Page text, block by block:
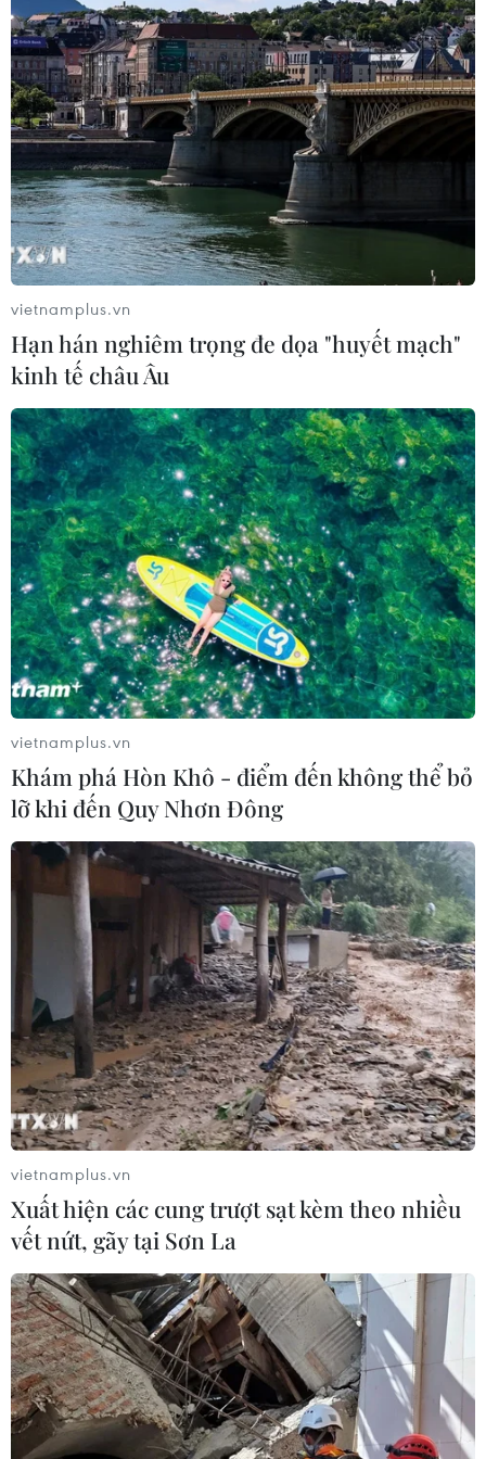
vietnamplus.vn
Hạn hán nghiêm trọng đe dọa "huyết mạch"
kinh tế châu Âu
vietnamplus.vn
Khám phá Hòn Khô - điểm đến không thể bỏ
lỡ khi đến Quy Nhơn Đông
vietnamplus.vn
Xuất hiện các cung trượt sạt kèm theo nhiều
vết nứt, gãy tại Sơn La